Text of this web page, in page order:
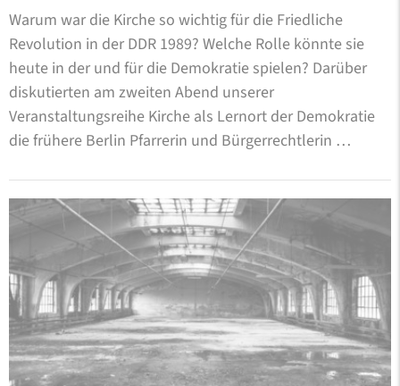
Warum war die Kirche so wichtig für die Friedliche
Revolution in der DDR 1989? Welche Rolle könnte sie
heute in der und für die Demokratie spielen? Darüber
diskutierten am zweiten Abend unserer
Veranstaltungsreihe Kirche als Lernort der Demokratie
die frühere Berlin Pfarrerin und Bürgerrechtlerin …